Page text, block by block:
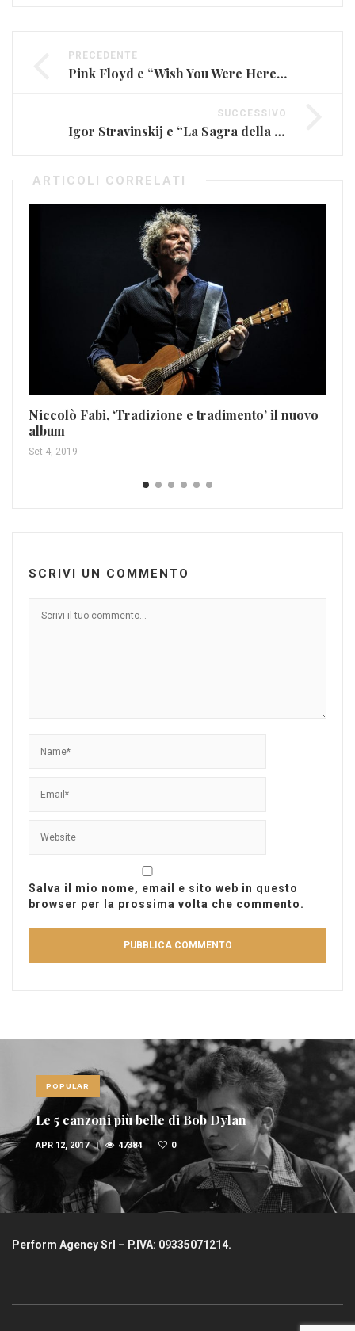
PRECEDENTE
Pink Floyd e “Wish You Were Here”: nostalgia
SUCCESSIVO
Igor Stravinskij e “La Sagra della Primavera”
ARTICOLI CORRELATI
Niccolò Fabi, ‘Tradizione e tradimento’ il nuovo
album
Set 4, 2019
SCRIVI UN COMMENTO
Salva il mio nome, email e sito web in questo
browser per la prossima volta che commento.
POPULAR
Le 5 canzoni più belle di Bob Dylan
APR 12, 2017 47384 0
Perform Agency Srl – P.IVA: 09335071214.